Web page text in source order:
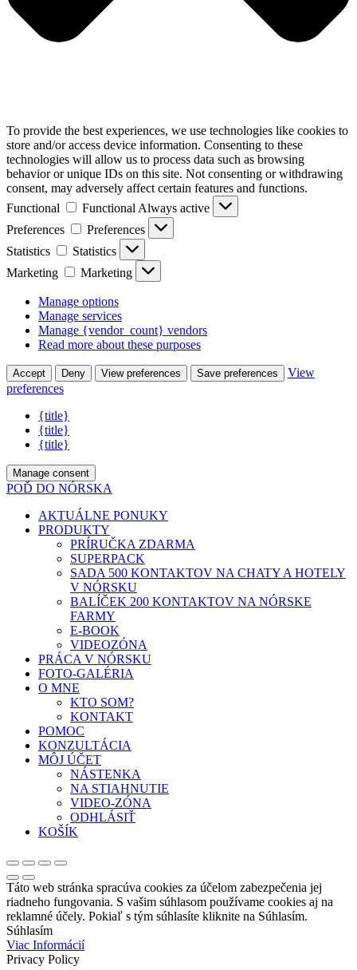
To provide the best experiences, we use technologies like cookies to
store and/or access device information. Consenting to these
technologies will allow us to process data such as browsing
behavior or unique IDs on this site. Not consenting or withdrawing
consent, may adversely affect certain features and functions.
Functional
Functional Always active
Preferences
Preferences
Statistics
Statistics
Marketing
Marketing
Manage options
Manage services
Manage {vendor_count} vendors
Read more about these purposes
Accept Deny View preferences Save preferences
View
preferences
{title}
{title}
{title}
Manage consent
POĎ DO NÓRSKA
AKTUÁLNE PONUKY
PRODUKTY
PRÍRUČKA ZDARMA
SUPERPACK
SADA 500 KONTAKTOV NA CHATY A HOTELY
V NÓRSKU
BALÍČEK 200 KONTAKTOV NA NÓRSKE
FARMY
E-BOOK
VIDEOZÓNA
PRÁCA V NÓRSKU
FOTO-GALÉRIA
O MNE
KTO SOM?
KONTAKT
POMOC
KONZULTÁCIA
MÔJ ÚČET
NÁSTENKA
NA STIAHNUTIE
VIDEO-ZÓNA
ODHLÁSIŤ
KOŠÍK
Táto web stránka spracúva cookies za účelom zabezpečenia jej
riadneho fungovania. S vašim súhlasom používame cookies aj na
reklamné účely. Pokiaľ s tým súhlasíte kliknite na Súhlasím.
Súhlasím
Viac Informácií
Privacy Policy